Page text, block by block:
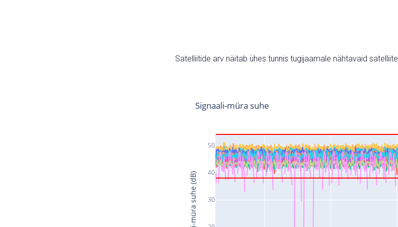
Satelliitide arv näitab ühes tunnis tugijaamale nähtavaid satelliite.
30
40
50
Signaali-müra suhe